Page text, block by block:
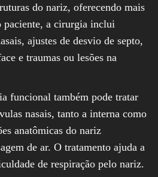
do nariz, oferecendo mais
a cirurgia inclui
ajustes de desvio de septo,
e traumas ou lesões na
funcional também pode tratar
nasais, tanto a interna como
anatômicas do nariz
de ar. O tratamento ajuda a
de respiração pelo nariz.